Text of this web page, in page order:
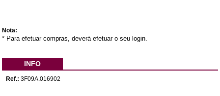
Nota:
* Para efetuar compras, deverá efetuar o seu login.
INFO
Ref.: 3F09A.016902